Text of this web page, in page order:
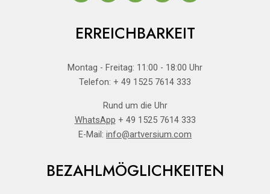
ERREICHBARKEIT
Montag - Freitag: 11:00 - 18:00 Uhr
Telefon: + 49 1525 7614 333
Rund um die Uhr
WhatsApp + 49 1525 7614 333
E-Mail: info@artversium.com
BEZAHLMÖGLICHKEITEN